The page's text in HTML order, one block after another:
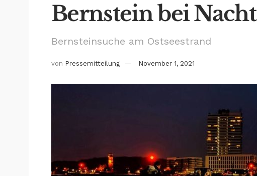
Bernstein bei Nacht
Bernsteinsuche am Ostseestrand
von Pressemitteilung November 1, 2021